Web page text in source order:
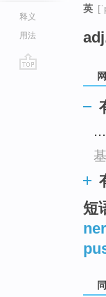
释义
用法
英
短